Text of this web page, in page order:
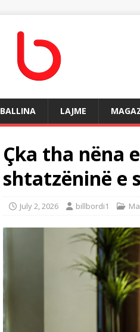
BALLINA LAJME
Çka tha nëna
shtatzëninë e
July 2, 2026 billbordi1